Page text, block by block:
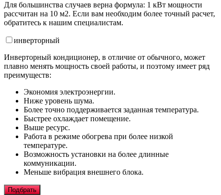
Для большинства случаев верна формула: 1 кВт мощности
рассчитан на 10 м2. Если вам необходим более точный расчет,
обратитесь к нашим специалистам.
инверторный
Инверторный кондиционер, в отличие от обычного, может
плавно менять мощность своей работы, и поэтому имеет ряд
преимуществ:
Экономия электроэнергии.
Ниже уровень шума.
Более точно поддерживается заданная температура.
Быстрее охлаждает помещение.
Выше ресурс.
Работа в режиме обогрева при более низкой
температуре.
Возможность установки на более длинные
коммуникации.
Меньше вибрация внешнего блока.
Подбрать